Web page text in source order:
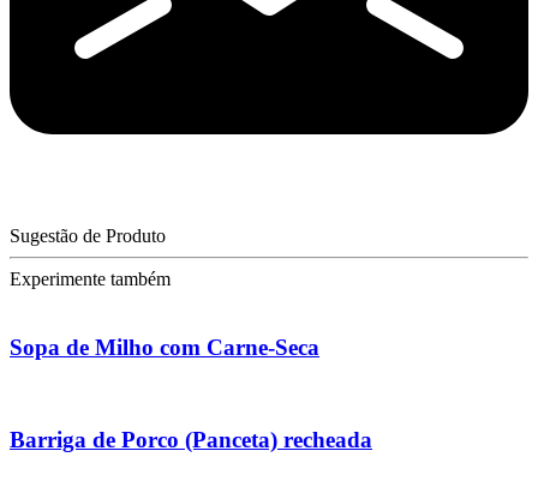
Sugestão de Produto
Experimente também
Sopa de Milho com Carne-Seca
Barriga de Porco (Panceta) recheada